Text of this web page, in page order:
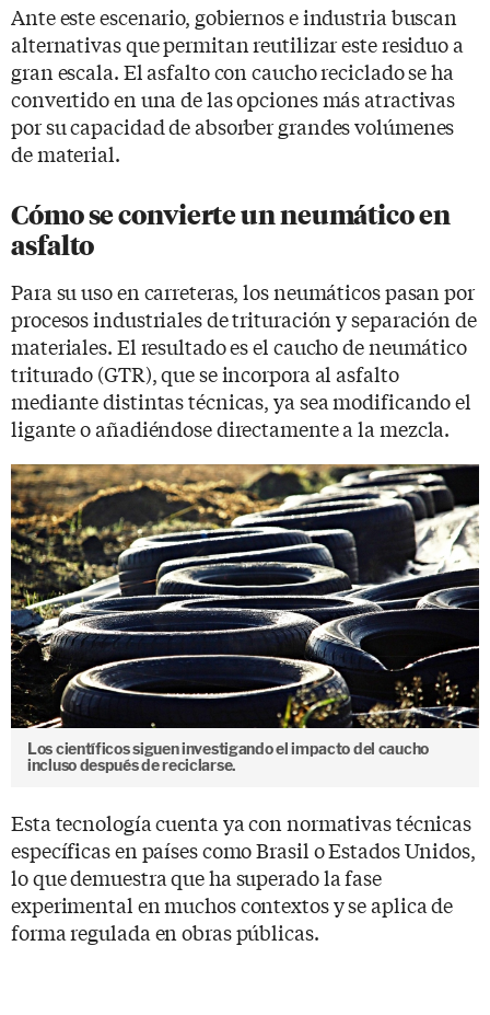
Ante este escenario, gobiernos e industria buscan
alternativas que permitan reutilizar este residuo a
gran escala. El asfalto con caucho reciclado se ha
convertido en una de las opciones más atractivas
por su capacidad de absorber grandes volúmenes
de material.
Cómo se convierte un neumático en
asfalto
Para su uso en carreteras, los neumáticos pasan por
procesos industriales de trituración y separación de
materiales. El resultado es el caucho de neumático
triturado (GTR), que se incorpora al asfalto
mediante distintas técnicas, ya sea modificando el
ligante o añadiéndose directamente a la mezcla.
Los científicos siguen investigando el impacto del caucho
incluso después de reciclarse.
Esta tecnología cuenta ya con normativas técnicas
específicas en países como Brasil o Estados Unidos,
lo que demuestra que ha superado la fase
experimental en muchos contextos y se aplica de
forma regulada en obras públicas.